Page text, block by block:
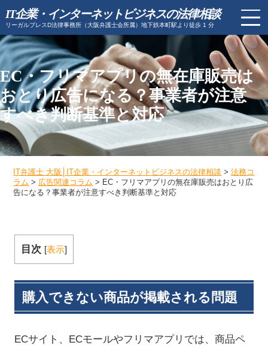
IT企業・インターネットビジネスの法律相談
リーガルブレスD法律事務所（大阪弁護士会所属）地下鉄本町駅より徒歩 1 分
EC・フリマアプリの無在庫販売は
おとり広告になる？事業者が注意
すべき判断基準と対応
IT弁護士 大阪│IT企業・インターネットビジネスの法律相談 >法務コ
ラム > 広告関連コラム > EC・フリマアプリの無在庫販売はおとり広
告になる？事業者が注意すべき判断基準と対応
目次 [表示]
購入できない商品が掲載される問題
ECサイト、 ECモールやフリマアプリでは、商品ペ